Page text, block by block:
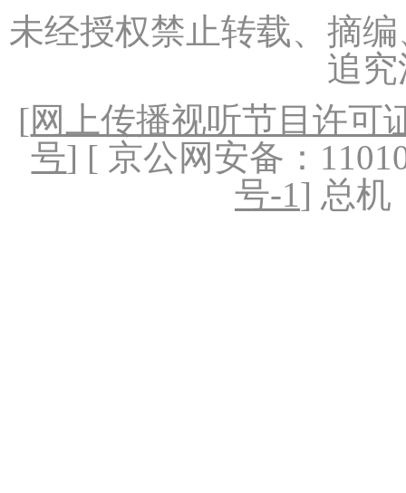
未经授权禁止转载、摘
追
[网上传播视听节目许可
号] [ 京公网安备：
号-1] 总机